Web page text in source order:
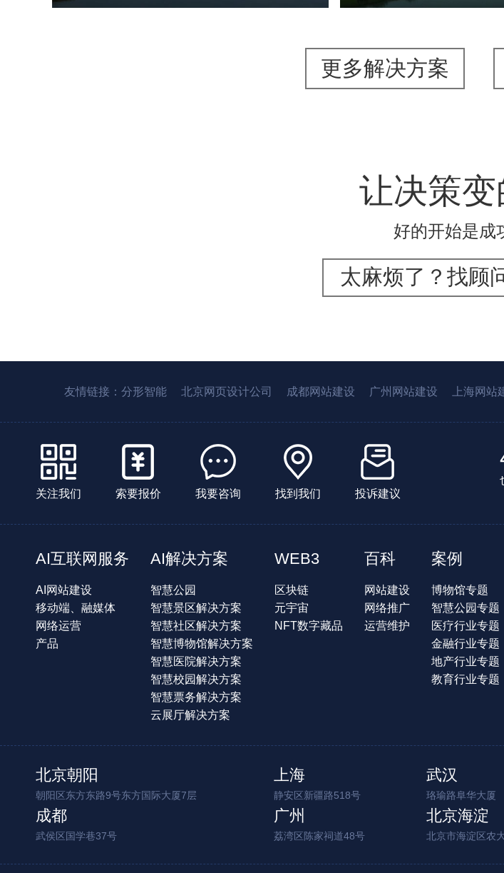
更多解决方案
让决策
好的开始是成
太麻烦了？找顾
友情链接： 分形智能 北京网页设计公司 成都网站建设 广州网站建设 上海网站
关注我们 索要报价 我要咨询 找到我们 投诉建议
AI互联网服务
AI网站建设
移动端、融媒体
网络运营
产品
AI解决方案
智慧公园
智慧景区解决方案
智慧社区解决方案
智慧博物馆解决方案
智慧医院解决方案
智慧校园解决方案
智慧票务解决方案
云展厅解决方案
WEB3
区块链
元宇宙
NFT数字藏品
百科
网站建设
网络推广
运营维护
案例
博物馆专题
智慧公园专题
医疗行业专题
金融行业专题
地产行业专题
教育行业专题
北京朝阳
朝阳区东方东路9号东方国际大厦7层
上海
静安区新疆路518号
武汉
珞瑜路阜华大厦
成都
武侯区国学巷37号
广州
荔湾区陈家祠道48号
北京海淀
北京市海淀区农